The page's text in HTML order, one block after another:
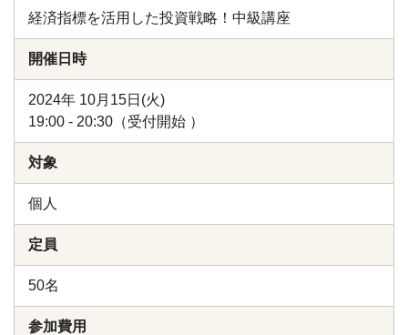
経済指標を活用した投資戦略！中級講座
開催日時
2024年 10月15日(火)
19:00 - 20:30（受付開始 ）
対象
個人
定員
50名
参加費用